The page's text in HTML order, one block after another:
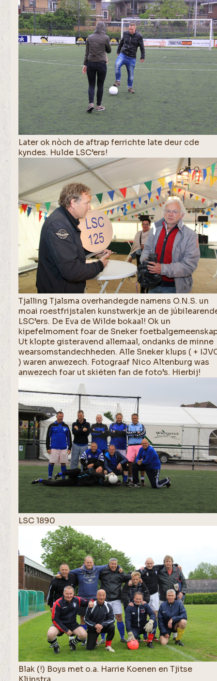
Later ok nòch de aftrap ferrichte late deur cde
kyndes. Hulde LSC’ers!
Tjalling Tjalsma overhandegde namens O.N.S. un
moai roestfrijstalen kunstwerkje an de
LSC’ers. De Eva de Wilde bokaal! Ok un
kipefelmoment foar de Sneker
Ut klopte gisteravend allemaal, ondanks de minne
wearsomstandechheden. Alle Sneker klups ( +
) waren anwezech. Fotograaf Nico Altenburg was
anwezech foar ut skiëten fan de foto’s. Hierbij!
LSC 1890
Blak (!) Boys met o.a. Harrie Koenen en Tjitse